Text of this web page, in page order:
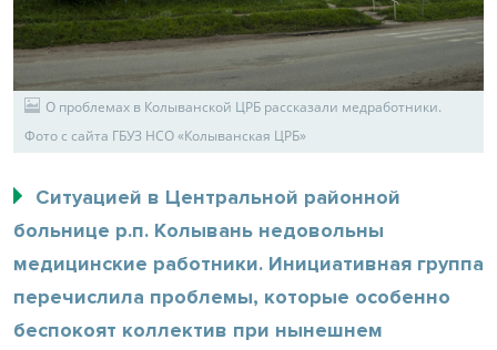
О проблемах в Колыванской ЦРБ рассказали медработники.
Фото с сайта ГБУЗ НСО «Колыванская ЦРБ»
Ситуацией в Центральной районной
больнице р.п. Колывань недовольны
медицинские работники. Инициативная группа
перечислила проблемы, которые особенно
беспокоят коллектив при нынешнем